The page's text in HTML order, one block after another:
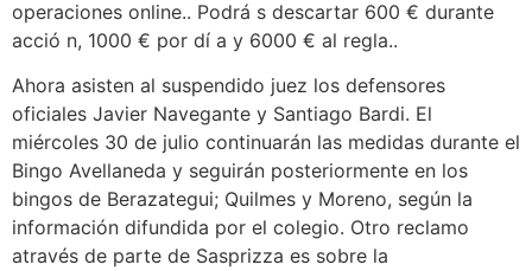
operaciones online.. Podrá s descartar 600 € durante
acció n, 1000​ € por dí a y 6000 € al regla..
Ahora asisten al suspendido juez los defensores
oficiales Javier Navegante y Santiago Bardi. El
miércoles 30 de julio continuarán las medidas durante el
Bingo Avellaneda y seguirán posteriormente en los
bingos de Berazategui; Quilmes y Moreno, según la
información difundida por el colegio. Otro reclamo
através de parte de Sasprizza es sobre la